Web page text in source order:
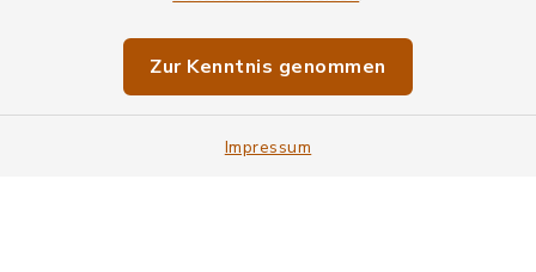
Zur Kenntnis genommen
Impressum
Impressum
Sitemap